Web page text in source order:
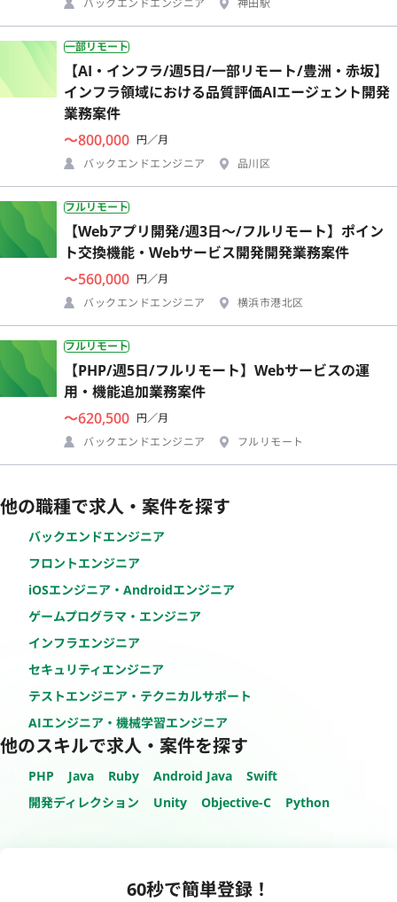
一部リモート
【AI・インフラ/週5日/一部リモート/豊洲・赤坂】
インフラ領域における品質評価AIエージェント開発
業務案件
〜800,000 円／月
バックエンドエンジニア
品川区
フルリモート
【Webアプリ開発/週3日〜/フルリモート】ポイン
ト交換機能・Webサービス開発開発業務案件
〜560,000 円／月
バックエンドエンジニア
横浜市港北区
フルリモート
【PHP/週5日/フルリモート】Webサービスの運
用・機能追加業務案件
〜620,500 円／月
バックエンドエンジニア
フルリモート
他の職種で求人・案件を探す
バックエンドエンジニア
フロントエンジニア
iOSエンジニア・Androidエンジニア
ゲームプログラマ・エンジニア
インフラエンジニア
セキュリティエンジニア
テストエンジニア・テクニカルサポート
AIエンジニア・機械学習エンジニア
他のスキルで求人・案件を探す
PHP Java Ruby Android Java
Swift
開発ディレクション
Unity Objective-C Python
60秒で簡単登録！